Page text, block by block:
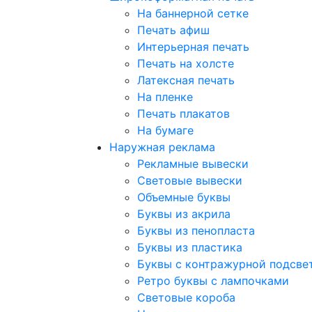
На баннерной сетке
Печать афиш
Интерьерная печать
Печать на холсте
Латексная печать
На пленке
Печать плакатов
На бумаге
Наружная реклама
Рекламные вывески
Световые вывески
Объемные буквы
Буквы из акрила
Буквы из пенопласта
Буквы из пластика
Буквы с контражурной
Ретро буквы с лампочками
Световые короба